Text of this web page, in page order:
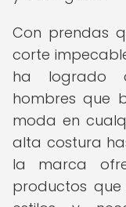
Con prendas
corte
ha logrado
hombres que
moda en
alta costura
la marca
productos